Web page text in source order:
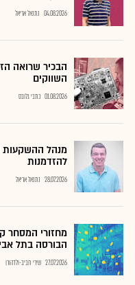
04.08.2026 נתנאל אריאל
הבכיר שרואה
השווקים
01.08.2026 כתבי גלובס
מנהל
להזדמנות
28.07.2026 נתנאל אריאל
מחזורי המסחר
הבורסה בתל
27.07.2026 שירי חביב-ולדהורן